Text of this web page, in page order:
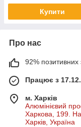
Купити
Про нас
92% позитивних
Працює з
м. Харків
Алюмінієвий
Харкова, 199. На
Харків, Україна